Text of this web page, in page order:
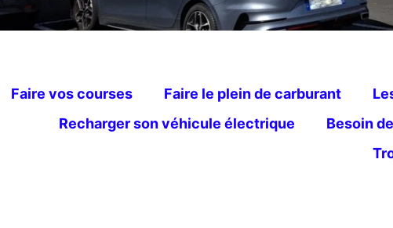
Faire vos courses Faire le plein de carburant
Recharger son véhicule électrique
Besoin